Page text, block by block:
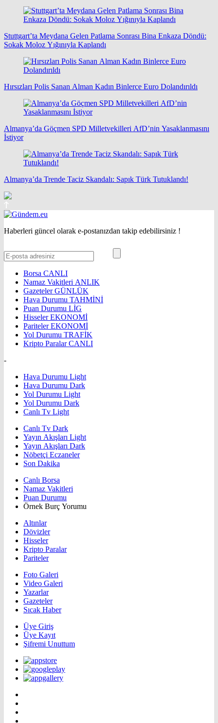
Stuttgart’ta Meydana Gelen Patlama Sonrası Bina Enkaza Döndü:
Sokak Moloz Yığınıyla Kaplandı
Hırsızları Polis Sanan Alman Kadın Binlerce Euro Dolandırıldı
Almanya’da Göçmen SPD Milletvekilleri AfD’nin Yasaklanmasını
İstiyor
Almanya’da Trende Taciz Skandalı: Sapık Türk Tutuklandı!
Haberleri güncel olarak e-postanızdan takip edebilirsiniz !
Borsa CANLI
Namaz Vakitleri ANLIK
GazetelerGÜNLÜK
Hava Durumu TAHMİNİ
Puan Durumu LİG
HisselerEKONOMİ
ParitelerEKONOMİ
Yol Durumu TRAFİK
Kripto ParalarCANLI
-
Hava Durumu Light
Hava Durumu Dark
Yol Durumu Light
Yol Durumu Dark
Canlı Tv Light
Canlı Tv Dark
Yayın Akışları Light
Yayın Akışları Dark
Nöbetçi Eczaneler
Son Dakika
Canlı Borsa
Namaz Vakitleri
Puan Durumu
Örnek Burç Yorumu
Altınlar
Dövizler
Hisseler
Kripto Paralar
Pariteler
Foto Galeri
Video Galeri
Yazarlar
Gazeteler
Sıcak Haber
Üye Giriş
Üye Kayıt
Şifremi Unuttum